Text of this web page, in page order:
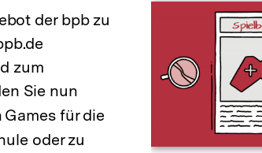
der bpb zu
zum
Sie nun
Games für die
oder zu